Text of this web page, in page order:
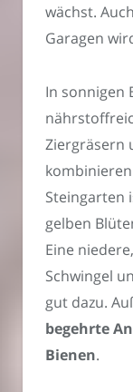
wächst.
Garagen
In sonnigen
Ziergräsern
Steingarten
gelben
Eine
Schwingel
gut dazu.
begehrte
Bienen.